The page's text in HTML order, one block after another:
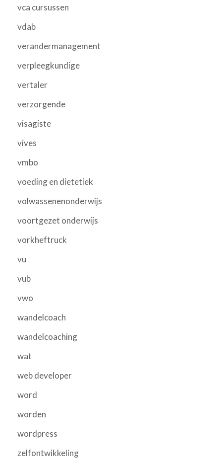
vca cursussen
vdab
verandermanagement
verpleegkundige
vertaler
verzorgende
visagiste
vives
vmbo
voeding en dietetiek
volwassenenonderwijs
voortgezet onderwijs
vorkheftruck
vu
vub
vwo
wandelcoach
wandelcoaching
wat
web developer
word
worden
wordpress
zelfontwikkeling